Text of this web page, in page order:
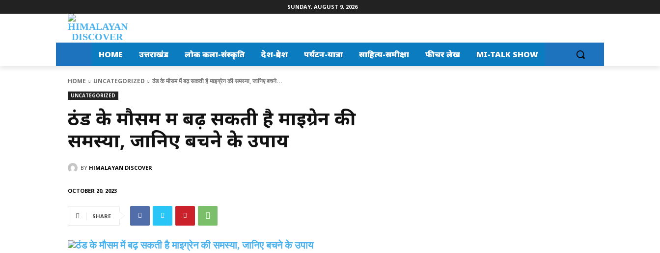
SUNDAY, AUGUST 9, 2026
HOME उत्तराखंड लोक कला-संस्कृति देश-प्रदेश पर्यटन-यात्रा साहित्य-समीक्षा फीचर लेख MI-TALK SHOW
HOME UNCATEGORIZED ठंड के मौसम में बढ़ सकती है माइग्रेन की समस्या, जानिए बचने...
UNCATEGORIZED
ठंड के मौसम में बढ़ सकती है माइग्रेन की
समस्या, जानिए बचने के उपाय
BY HIMALAYAN DISCOVER
OCTOBER 20, 2023
SHARE